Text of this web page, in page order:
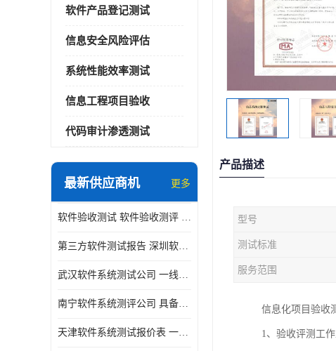
软件产品登记测试
信息安全风险评估
系统性能效率测试
信息工程项目验收
代码审计渗透测试
最新供应商机 更多
软件验收测试 软件验收测评 软件确认测试标准及测试方法
第三方软件测试报告 深圳软件测评报告 安全验收测试报告
武汉软件系统测试公司 一线实验室 测试大概是需要多久时间呢
南宁软件系统测评公司 具备CMA/CNAS资质 出具正规测试报告
天津软件系统测试报价表 一线实验室 了解更多的测试信息
产品描述
型号
测试标准
服务范围
信息化项目验收
1、验收评测工